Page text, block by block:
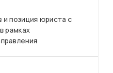
и позиция юриста с
рамках